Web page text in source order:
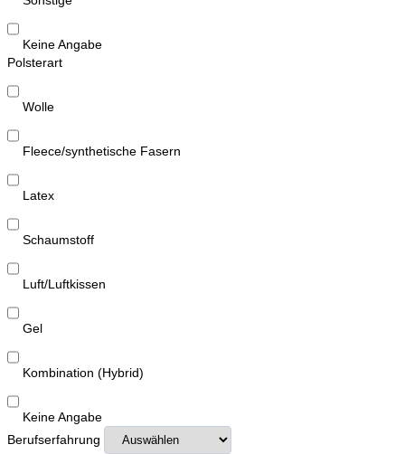
Keine Angabe
Polsterart
Wolle
Fleece/synthetische Fasern
Latex
Schaumstoff
Luft/Luftkissen
Gel
Kombination (Hybrid)
Keine Angabe
Berufserfahrung